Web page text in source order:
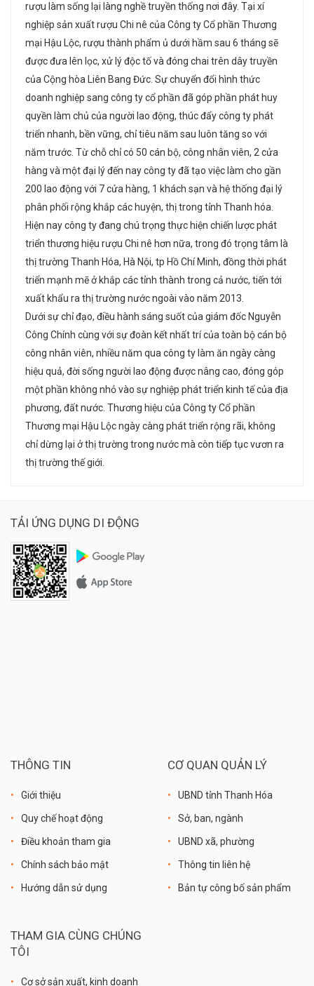
rượu làm sống lại làng nghề truyền thống nơi đây. Tại xí
nghiệp sản xuất rượu Chi nê của Công ty Cổ phần Thương
mại Hậu Lộc, rượu thành phẩm ủ dưới hầm sau 6 tháng sẽ
được đưa lên lọc, xử lý độc tố và đóng chai trên dây truyền
của Cộng hòa Liên Bang Đức. Sự chuyển đổi hình thức
doanh nghiệp sang công ty cổ phần đã góp phần phát huy
quyền làm chủ của người lao động, thúc đẩy công ty phát
triển nhanh, bền vững, chỉ tiêu năm sau luôn tăng so với
năm trước. Từ chỗ chỉ có 50 cán bộ, công nhân viên, 2 cửa
hàng và một đại lý đến nay công ty đã tạo việc làm cho gần
200 lao động với 7 cửa hàng, 1 khách sạn và hệ thống đại lý
phân phối rộng khắp các huyện, thị trong tỉnh Thanh hóa.
Hiện nay công ty đang chú trọng thực hiện chiến lược phát
triển thương hiệu rượu Chi nê hơn nữa, trong đó trọng tâm là
thị trường Thanh Hóa, Hà Nội, tp Hồ Chí Minh, đồng thời phát
triển mạnh mẽ ở khắp các tỉnh thành trong cả nước, tiến tới
xuất khẩu ra thị trường nước ngoài vào năm 2013.
Dưới sự chỉ đạo, điều hành sáng suốt của giám đốc Nguyễn
Công Chính cùng với sự đoàn kết nhất trí của toàn bộ cán bộ
công nhân viên, nhiều năm qua công ty làm ăn ngày càng
hiệu quả, đời sống người lao động được nâng cao, đóng góp
một phần không nhỏ vào sự nghiệp phát triển kinh tế của địa
phương, đất nước. Thương hiệu của Công ty Cổ phần
Thương mại Hậu Lộc ngày càng phát triển rộng rãi, không
chỉ dừng lại ở thị trường trong nước mà còn tiếp tục vươn ra
thị trường thế giới.
TẢI ỨNG DỤNG DI ĐỘNG
THÔNG TIN
Giới thiệu
Quy chế hoạt động
Điều khoản tham gia
Chính sách bảo mật
Hướng dẫn sử dụng
CƠ QUAN QUẢN LÝ
UBND tỉnh Thanh Hóa
Sở, ban, ngành
UBND xã, phường
Thông tin liên hệ
Bản tự công bố sản phẩm
THAM GIA CÙNG CHÚNG
TÔI
Cơ sở sản xuất, kinh doanh